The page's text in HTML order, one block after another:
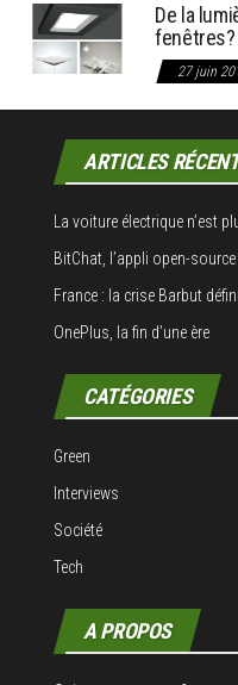
De la
fenêtres?
27 juin
ARTICLES
La voiture électrique n’est
BitChat, l’appli open-source
France : la crise Barbut
OnePlus, la fin d’une ère
CATÉGORIES
Green
Interviews
Société
Tech
A PROPOS